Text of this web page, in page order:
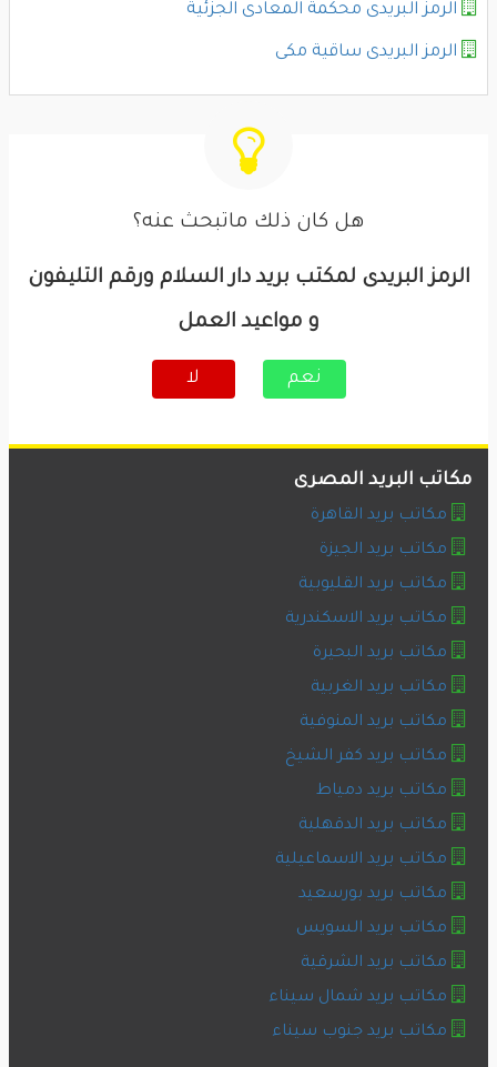
الرمز البريدى محكمة المعادى الجزئية
الرمز البريدى ساقية مكى
هل كان ذلك ماتبحث عنه؟
الرمز البريدى لمكتب بريد دار السلام ورقم التليفون
و مواعيد العمل
نعم لا
مكاتب البريد المصرى
مكاتب بريد القاهرة
مكاتب بريد الجيزة
مكاتب بريد القليوبية
مكاتب بريد الاسكندرية
مكاتب بريد البحيرة
مكاتب بريد الغربية
مكاتب بريد المنوفية
مكاتب بريد كفر الشيخ
مكاتب بريد دمياط
مكاتب بريد الدقهلية
مكاتب بريد الاسماعيلية
مكاتب بريد بورسعيد
مكاتب بريد السويس
مكاتب بريد الشرقية
مكاتب بريد شمال سيناء
مكاتب بريد جنوب سيناء